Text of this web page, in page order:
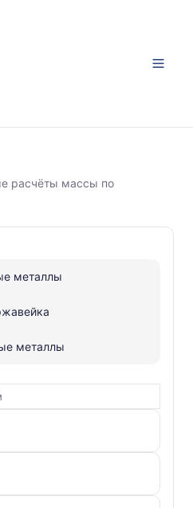
расчёты массы по
металлы
металлы